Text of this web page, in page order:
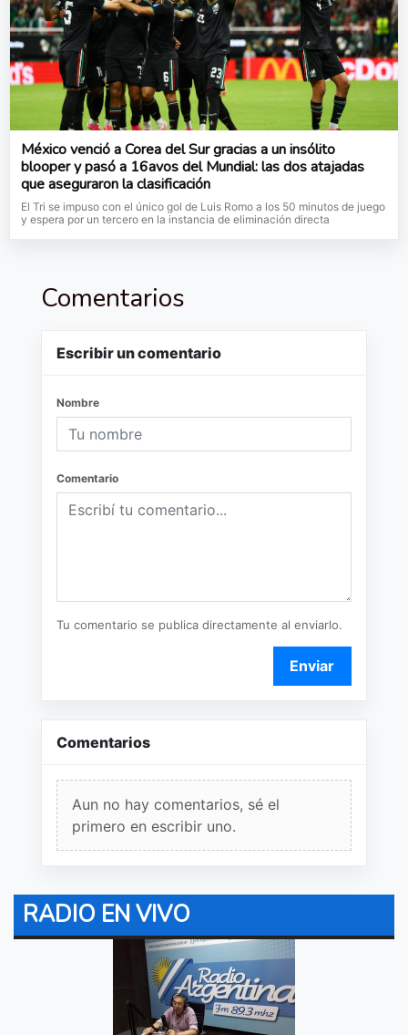
México venció a Corea del Sur gracias a un insólito
blooper y pasó a 16avos del Mundial: las dos atajadas
que aseguraron la clasificación
El Tri se impuso con el único gol de Luis Romo a los 50 minutos de juego
y espera por un tercero en la instancia de eliminación directa
Comentarios
Escribir un comentario
Nombre
Comentario
Tu comentario se publica directamente al enviarlo.
Enviar
Comentarios
Aun no hay comentarios, sé el
primero en escribir uno.
RADIO EN VIVO